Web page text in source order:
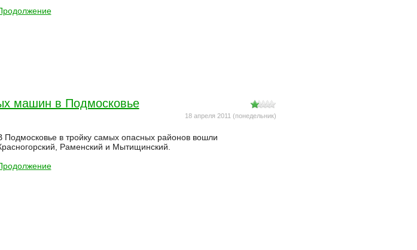
машин в Подмосковье
18 апреля 2011 (понедельник)
Подмосковье в тройку самых опасных районов вошли
Раменский и Мытищинский.